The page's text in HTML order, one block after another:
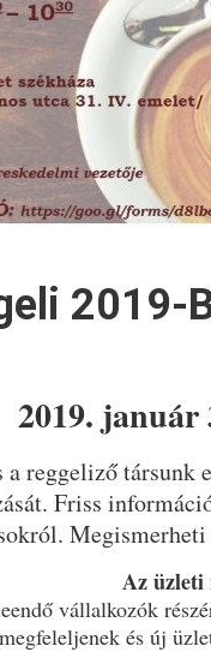
2019-
2019. január
a reggeliző társunk
Friss
Az üzleti
vállalkozók
és új